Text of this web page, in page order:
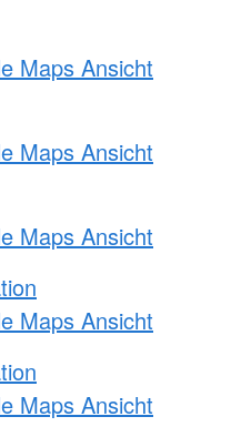
Maps Ansicht
Maps Ansicht
Maps Ansicht
Maps Ansicht
Maps Ansicht